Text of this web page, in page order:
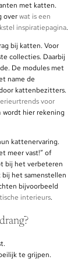
met katten.
overwat is een
inspiratiepagina.
bij katten. Voor
collecties. Daarbij
De modules met
name de
kattenbezitters.
voor
wordt hier rekening
kattenervaring.
meer vast!” of
bij het verbeteren
bij het samenstellen
bijvoorbeeld
interieurs.
te grijpen.